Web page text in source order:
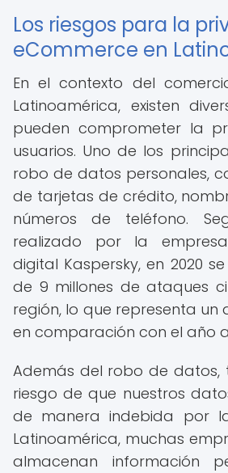
Los riesgos para la
eCommerce en
En el contexto del
Latinoamérica, existen
pueden comprometer la
usuarios. Uno de los
robo de datos personales,
de tarjetas de crédito,
números de teléfono.
realizado por la
digital Kaspersky, en 2020
de 9 millones de ataques
región, lo que representa un
en comparación con el año
Además del robo de datos,
riesgo de que nuestros
de manera indebida por
Latinoamérica, muchas
almacenan información